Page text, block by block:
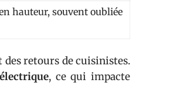
hauteur, souvent oubliée
des retours de cuisinistes.
, ce qui impacte